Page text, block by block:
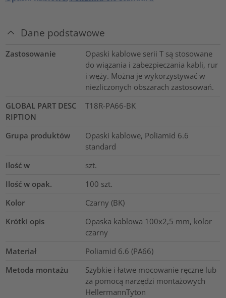
Dane podstawowe
Zastosowanie
Opaski kablowe serii T są stosowane
do wiązania i zabezpieczania kabli, rur
i węży. Można je wykorzystywać w
niezliczonych obszarach zastosowań.
GLOBAL PART DESC
RIPTION
T18R-PA66-BK
Grupa produktów
Opaski kablowe, Poliamid 6.6
standard
Ilość w
szt.
Ilość w opak.
100 szt.
Kolor
Czarny (BK)
Krótki opis
Opaska kablowa 100x2,5 mm, kolor
czarny
Materiał
Poliamid 6.6 (PA66)
Metoda montażu
Szybkie i łatwe mocowanie ręczne lub
za pomocą narzędzi montażowych
HellermannTyton